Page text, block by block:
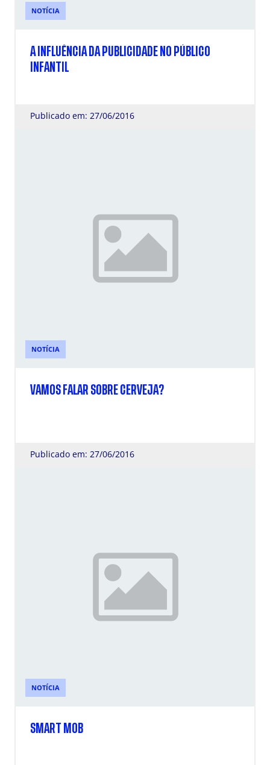
NOTÍCIA
A INFLUÊNCIA DA PUBLICIDADE NO PÚBLICO
INFANTIL
Publicado em: 27/06/2016
NOTÍCIA
VAMOS FALAR SOBRE CERVEJA?
Publicado em: 27/06/2016
NOTÍCIA
SMART MOB